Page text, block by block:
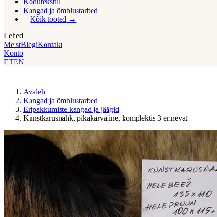
Kodutekstiil
Kangad ja õmblustarbed
Kõik tooted
Lehed
MeistBlogiKontakt
Konto
ETEN
Avaleht
Kangad ja õmblustarbed
Eripakkumiste kangad ja jäägid
Kunstkarusnahk, pikakarvaline, komplektis 3 erinevat